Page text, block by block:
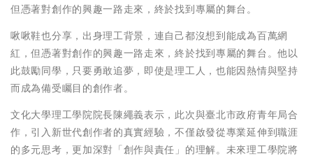
但憑著對創作的興趣一路走來，終於找到專屬的舞台。
啾啾鞋也分享，出身理工背景，連自己都沒想到能成為百萬網
紅，但憑著對創作的興趣一路走來，終於找到專屬的舞台。他以
此鼓勵同學，只要勇敢追夢，即使是理工人，也能因熱情與堅持
而成為備受矚目的創作者。
文化大學理工學院院長陳繩義表示，此次與臺北市政府青年局合
作，引入新世代創作者的真實經驗，不僅啟發從專業延伸到職涯
的多元思考，更加深對「創作與責任」的理解。未來理工學院將